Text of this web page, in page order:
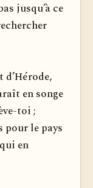
jusqu’à ce
en songe
toi ;
pour le pays
en